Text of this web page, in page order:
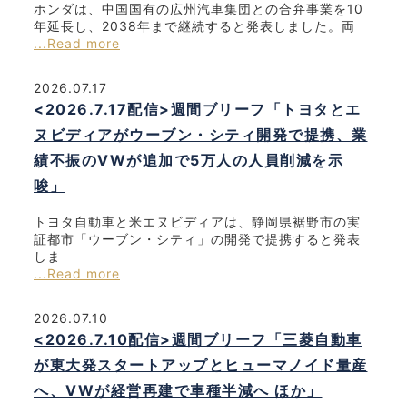
ホンダは、中国国有の広州汽車集団との合弁事業を10
年延長し、2038年まで継続すると発表しました。両
...Read more
2026.07.17
<2026.7.17配信>週間ブリーフ「トヨタとエ
ヌビディアがウーブン・シティ開発で提携、業
績不振のVWが追加で5万人の人員削減を示
唆」
トヨタ自動車と米エヌビディアは、静岡県裾野市の実
証都市「ウーブン・シティ」の開発で提携すると発表
しま
...Read more
2026.07.10
<2026.7.10配信>週間ブリーフ「三菱自動車
が東大発スタートアップとヒューマノイド量産
へ、VWが経営再建で車種半減へ ほか」